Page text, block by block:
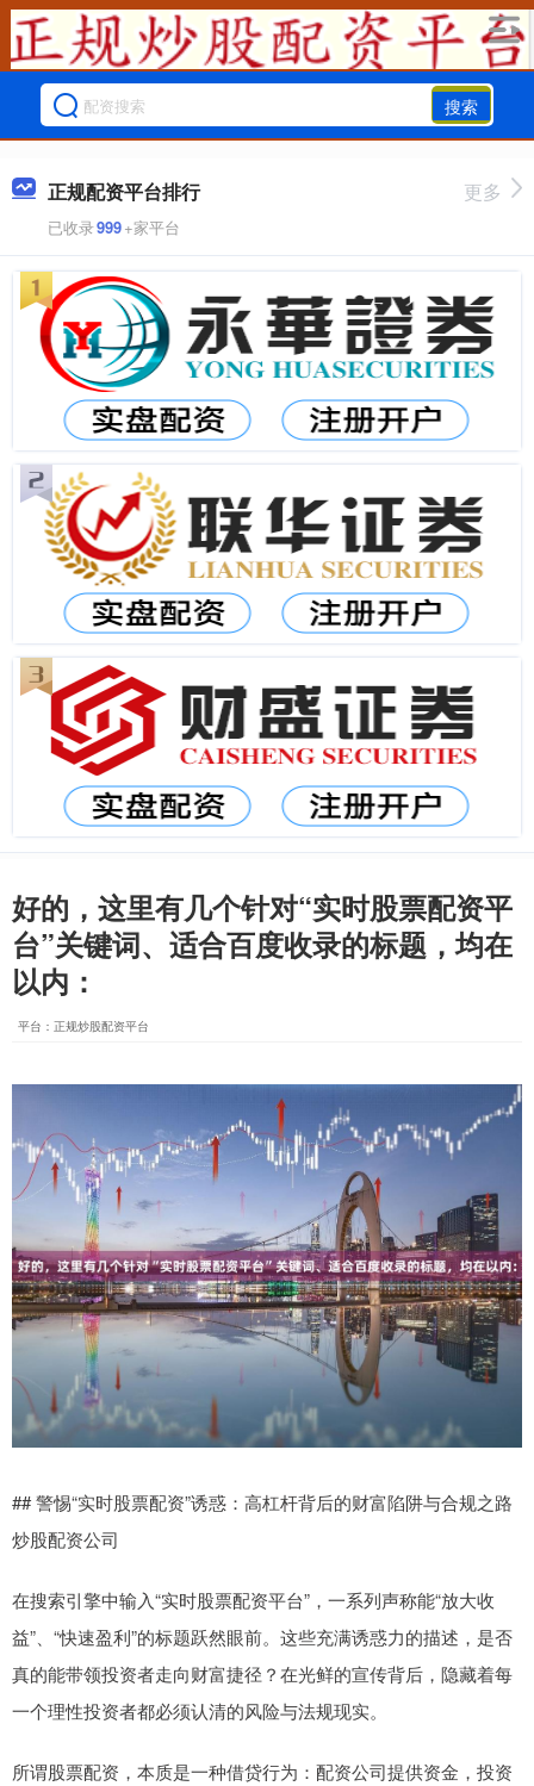
搜索
正规配资平台排行
已收录999+家平台
更多
好的，这里有几个针对“实时股票配资平
台”关键词、适合百度收录的标题，均在
以内：
平台：正规炒股配资平台
## 警惕“实时股票配资”诱惑：高杠杆背后的财富陷阱与合规之路
炒股配资公司
在搜索引擎中输入“实时股票配资平台”，一系列声称能“放大收
益”、“快速盈利”的标题跃然眼前。这些充满诱惑力的描述，是否
真的能带领投资者走向财富捷径？在光鲜的宣传背后，隐藏着每
一个理性投资者都必须认清的风险与法规现实。
所谓股票配资，本质是一种借贷行为：配资公司提供资金，投资